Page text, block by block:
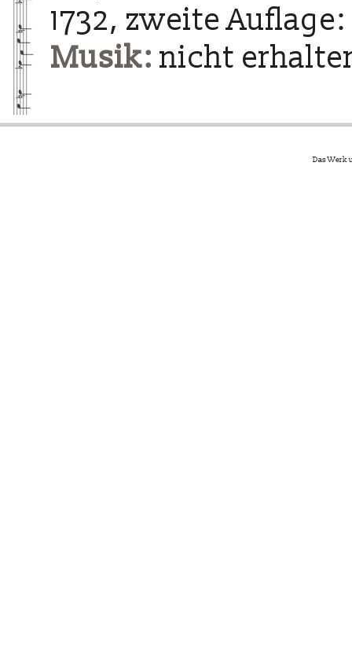
1732, zweite Auflage:
Musik: nicht
Das Werk